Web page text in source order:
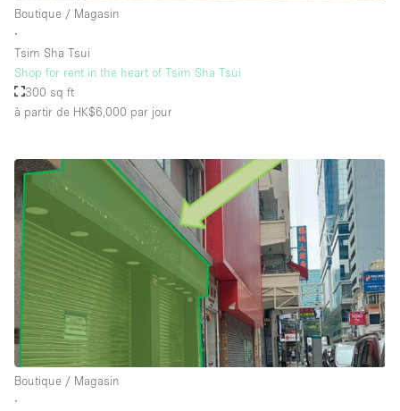
Boutique / Magasin
∙
Tsim Sha Tsui
Shop for rent in the heart of Tsim Sha Tsui
300 sq ft
à partir de HK$6,000 par jour
Boutique / Magasin
∙